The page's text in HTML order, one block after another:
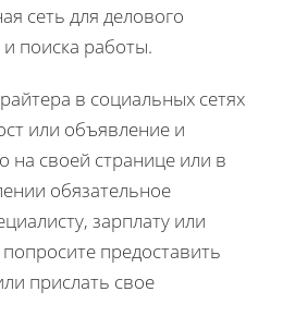
сеть для делового
поиска работы.
в социальных сетях
или объявление и
на своей странице или в
обязательное
зарплату или
предоставить
прислать свое